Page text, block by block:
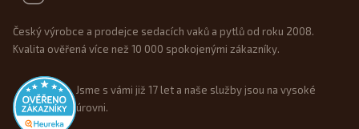
Český výrobce a prodejce sedacích vaků a pytlů od roku 2008.
Kvalita ověřená více než 10 000 spokojenými zákazníky.
Jsme s vámi již 17 let a naše služby jsou na vysoké
úrovni.